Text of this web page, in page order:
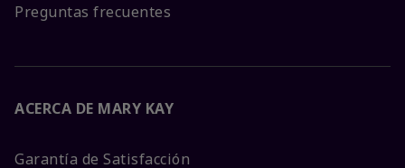
Preguntas frecuentes
ACERCA DE MARY KAY
Garantía de Satisfacción